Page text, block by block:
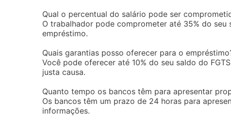
Qual o percentual do salário pode ser
O trabalhador pode comprometer até 35% do
empréstimo.
Quais garantias posso oferecer para o
Você pode oferecer até 10% do seu saldo do
justa causa.
Quanto tempo os bancos têm para apresentar
Os bancos têm um prazo de 24 horas para
informações.